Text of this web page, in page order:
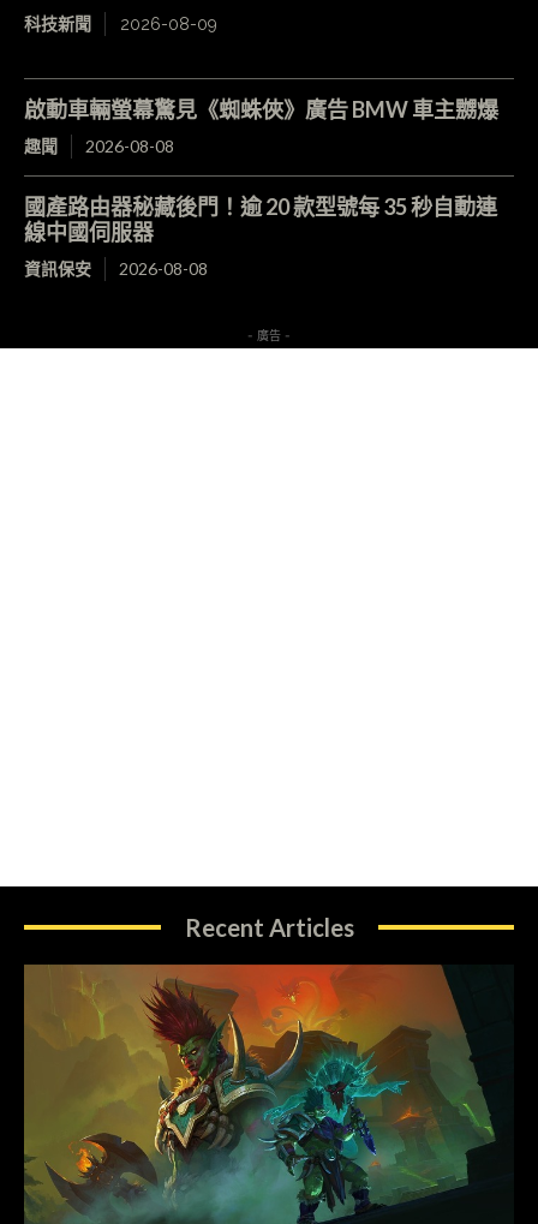
科技新聞 2026-08-09
啟動車輛螢幕驚見《蜘蛛俠》廣告 BMW 車主嬲爆
趣聞 2026-08-08
國產路由器秘藏後門！逾 20 款型號每 35 秒自動連
線中國伺服器
資訊保安 2026-08-08
- 廣告 -
Recent Articles